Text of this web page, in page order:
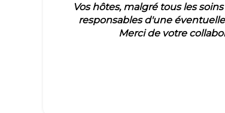
Vos hôtes, malgré tous les
responsables d'une
Merci de votre